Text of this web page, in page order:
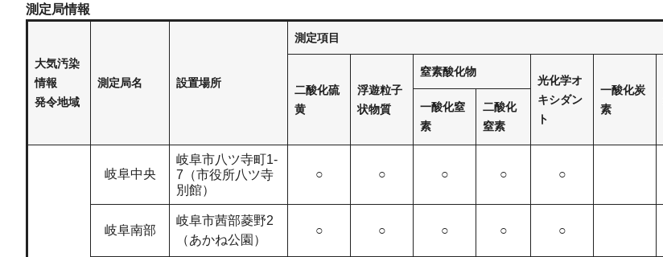
​測定局情報
大気汚染
情報
発令地域
測定局名 設置場所
測定項目
二酸化硫
黄
浮遊粒子
状物質
窒素酸化物
光化学オ
キシダン
ト
一酸化炭
素
一酸化窒
素
二酸化
窒素
岐阜中央
岐阜市八ツ寺町1-
7（市役所八ツ寺
別館）
○ ○ ○ ○ ○
岐阜南部
岐阜市茜部菱野2
（あかね公園）
○ ○ ○ ○ ○